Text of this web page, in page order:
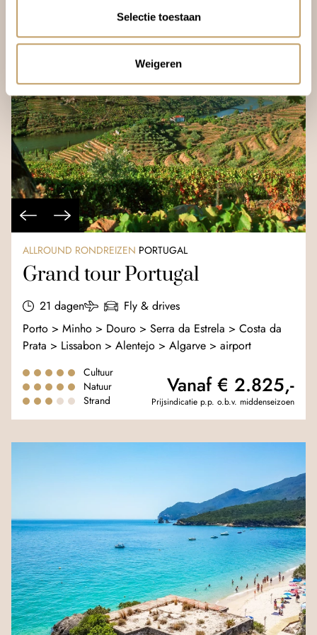
Selectie toestaan
Weigeren
ALLROUND RONDREIZEN PORTUGAL
Grand tour Portugal
21 dagen
Fly & drives
Porto > Minho > Douro > Serra da Estrela > Costa da
Prata > Lissabon > Alentejo > Algarve > airport
Cultuur
Natuur
Strand
Vanaf € 2.825,-
Prijsindicatie p.p. o.b.v. middenseizoen